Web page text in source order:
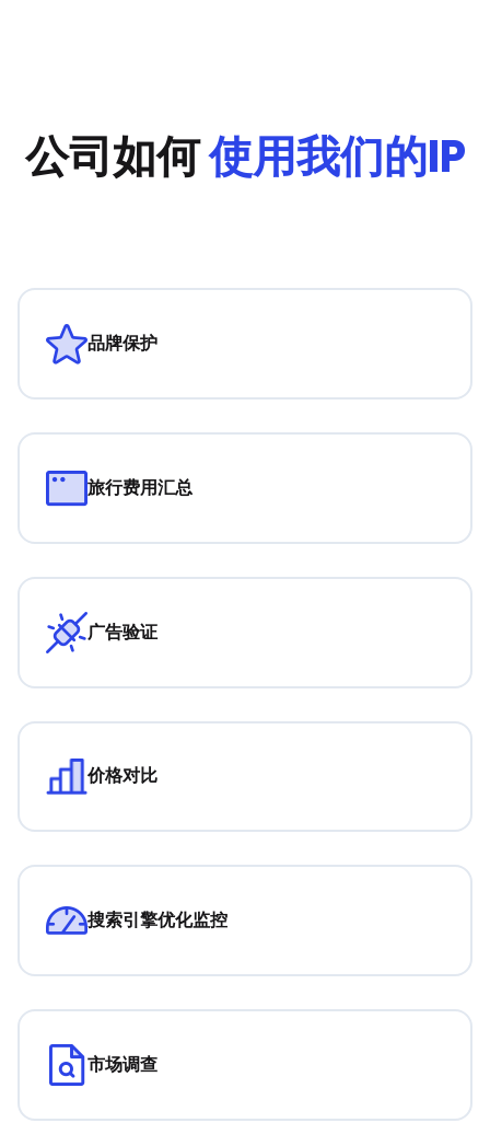
公司如何使用我们的IP
品牌保护
旅行费用汇总
广告验证
价格对比
搜索引擎优化监控
市场调查